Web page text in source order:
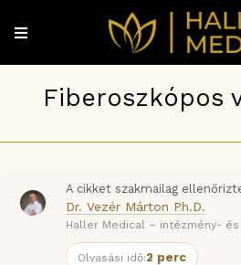
Fiberoszkópos
A cikket szakmailag
Dr. Vezér Márton Ph.D.
Haller Medical – intézmény- és
Olvasási idő:2 perc